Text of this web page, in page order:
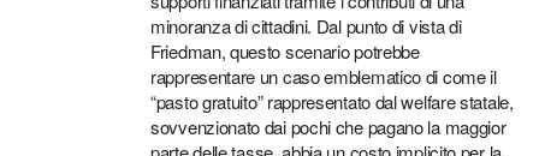
minoranza di cittadini. Dal punto di vista di
Friedman, questo scenario potrebbe
rappresentare un caso emblematico di come il
“pasto gratuito” rappresentato dal welfare statale,
sovvenzionato dai pochi che pagano la maggior